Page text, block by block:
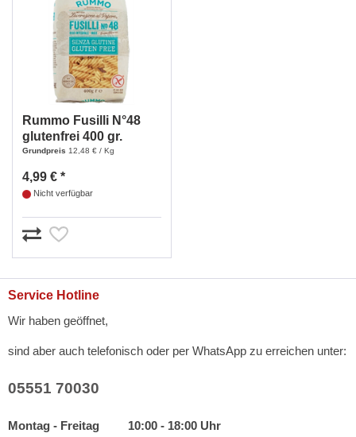
Rummo Fusilli N°48
glutenfrei 400 gr.
Grundpreis 12,48 € / Kg
4,99 € *
Nicht verfügbar
Service Hotline
Wir haben geöffnet,
sind aber auch telefonisch oder per WhatsApp zu erreichen unter:
05551 70030
Montag - Freitag 10:00 - 18:00 Uhr